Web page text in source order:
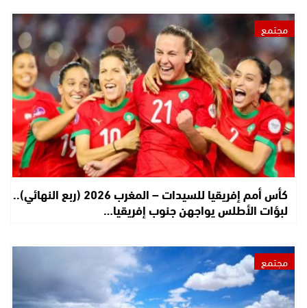
مجتمع
كأس أمم إفريقيا للسيدات – المغرب 2026 (ربع النهائي)..
لبؤات الأطلس يواجهن جنوب إفريقيا…
مجتمع